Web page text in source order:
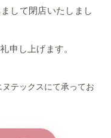
して閉店いたしまし
申し上げます。
テックスにて承ってお